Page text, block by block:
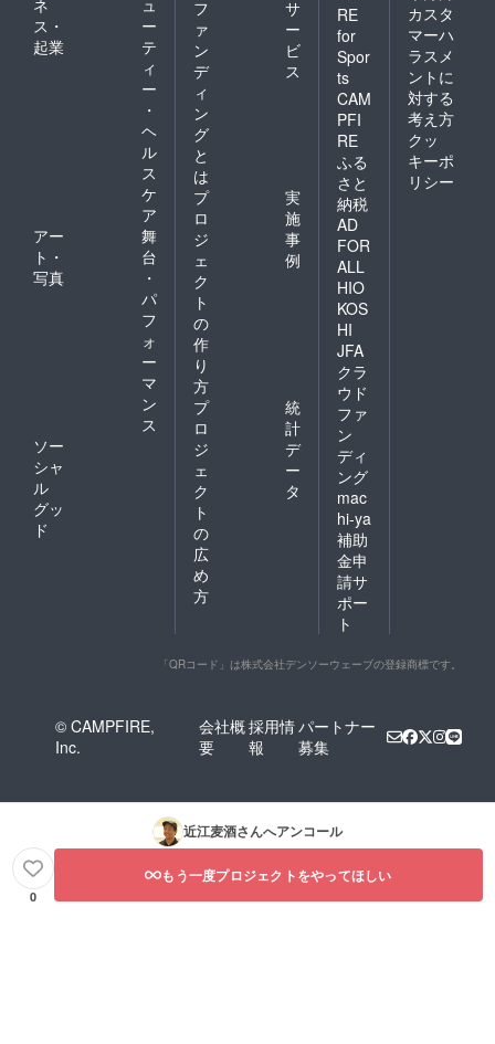
ス・
起業
ー
テ
ィ
ー
・
ヘ
ル
ス
ケ
ア
アー
ト・
写真
舞
台
・
パ
フ
ォ
ー
マ
ン
ス
ソー
シャ
ル
グッ
ド
フ
ァ
ン
デ
ィ
ン
グ
と
は
サ
ー
ビ
ス
プ
ロ
ジ
ェ
ク
ト
の
作
り
方
実
施
事
例
プ
ロ
ジ
ェ
ク
ト
の
広
め
方
統
計
デ
ー
タ
RE
for
Spor
ts
CAM
PFI
RE
ふる
さと
納税
AD
FOR
ALL
HIO
KOS
HI
JFA
クラ
ウド
ファ
ン
ディ
ング
mac
hi-ya
補助
金申
請サ
ポー
ト
カスタ
マーハ
ラスメ
ントに
対する
考え方
クッ
キーポ
リシー
「QRコード」は株式会社デンソーウェーブの登録商標です。
© CAMPFIRE,
Inc.
会社概
要
採用情
報
パートナー
募集
近江麦酒さんへアンコール
0
もう一度プロジェクトをやってほしい